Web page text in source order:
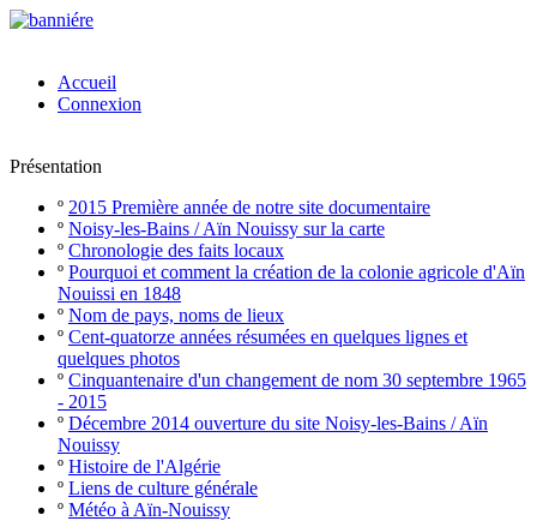
Accueil
Connexion
Présentation
º 2015 Première année de notre site documentaire
º Noisy-les-Bains / Aïn Nouissy sur la carte
º Chronologie des faits locaux
º Pourquoi et comment la création de la colonie agricole d'Aïn
Nouissi en 1848
º Nom de pays, noms de lieux
º Cent-quatorze années résumées en quelques lignes et
quelques photos
º Cinquantenaire d'un changement de nom 30 septembre 1965
- 2015
º Décembre 2014 ouverture du site Noisy-les-Bains / Aïn
Nouissy
º Histoire de l'Algérie
º Liens de culture générale
º Météo à Aïn-Nouissy